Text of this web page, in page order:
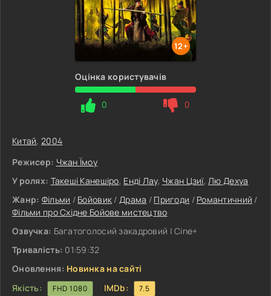
12+
Оцінка користувачів
0 0
Китай, 2004
Режисер: Чжан Їмоу
У ролях: Такеші Канешіро, Енді Лау, Чжан Цзиї,Лю Дехуа
Жанр: Фільми / Бойовик /Драма / Пригоди / Романтичний /
Фільми про Східне Бойове мистецтво
Озвучка: Багатоголосий закадровий | Cine+
Тривалість: 01:59:32
Оновлення: Новинка на сайті
Якість:
FHD 1080 IMDb: 7.5